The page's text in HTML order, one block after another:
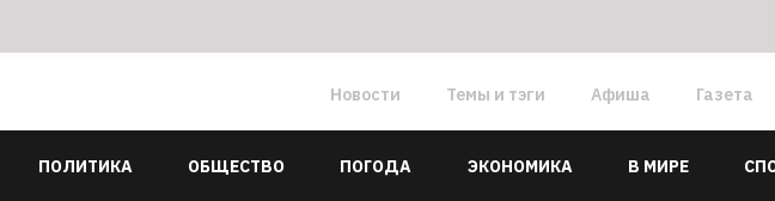
Новости Темы и тэги Афиша Газета
ПОЛИТИКА ОБЩЕСТВО ПОГОДА ЭКОНОМИКА В МИРЕ